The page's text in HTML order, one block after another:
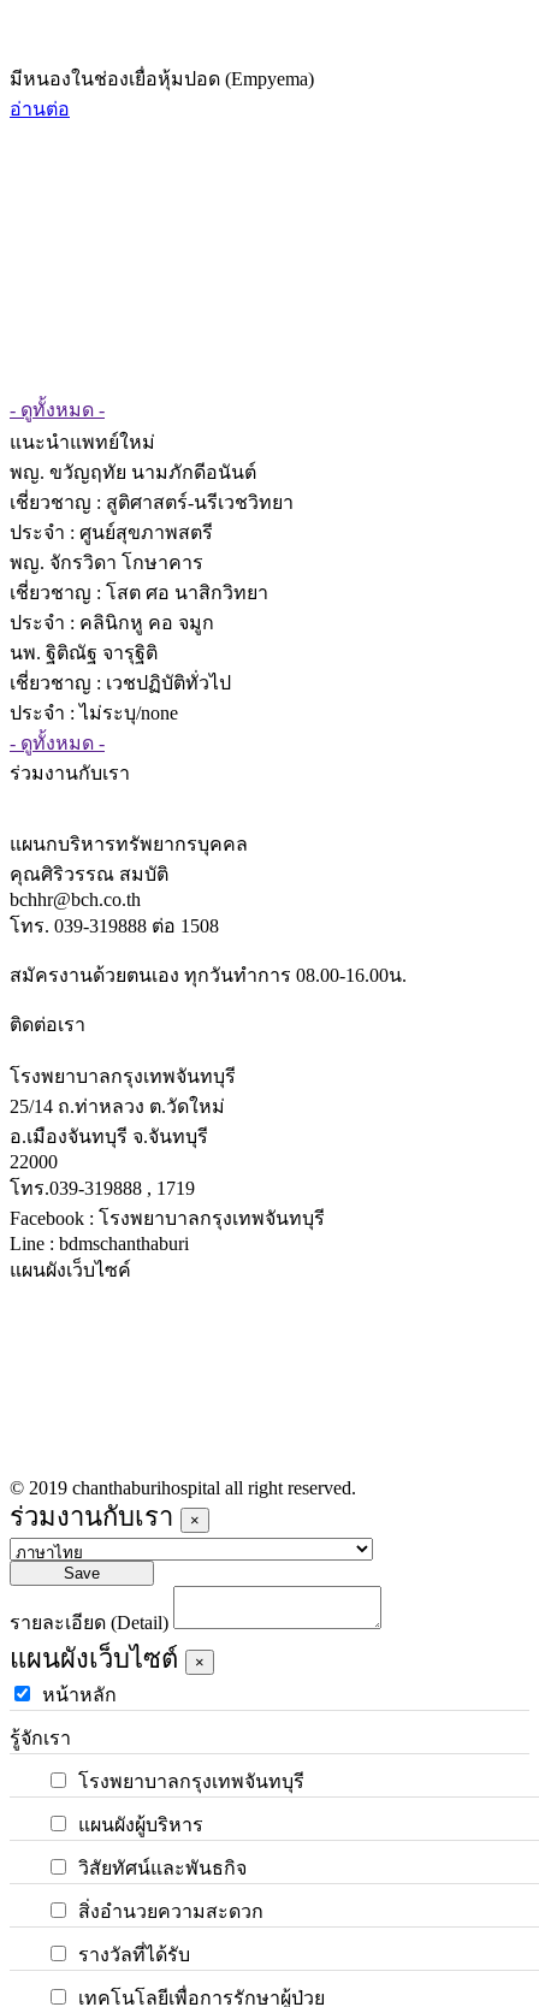
มีหนองในช่องเยื่อหุ้มปอด (Empyema)
อ่านต่อ
- ดูทั้งหมด -
แนะนำแพทย์ใหม่
พญ. ขวัญฤทัย นามภักดีอนันต์
เชี่ยวชาญ : สูติศาสตร์-นรีเวชวิทยา
ประจำ : ศูนย์สุขภาพสตรี
พญ. จักรวิดา โกษาคาร
เชี่ยวชาญ : โสต ศอ นาสิกวิทยา
ประจำ : คลินิกหู คอ จมูก
นพ. ฐิติณัฐ จารุฐิติ
เชี่ยวชาญ : เวชปฏิบัติทั่วไป
ประจำ : ไม่ระบุ/none
- ดูทั้งหมด -
ร่วมงานกับเรา
แผนกบริหารทรัพยากรบุคคล
คุณศิริวรรณ สมบัติ
bchhr@bch.co.th
โทร. 039-319888 ต่อ 1508
สมัครงานด้วยตนเอง ทุกวันทำการ 08.00-16.00น.
ติดต่อเรา
โรงพยาบาลกรุงเทพจันทบุรี
25/14 ถ.ท่าหลวง ต.วัดใหม่
อ.เมืองจันทบุรี จ.จันทบุรี
22000
โทร.039-319888 , 1719
Facebook : โรงพยาบาลกรุงเทพจันทบุรี
Line : bdmschanthaburi
แผนผังเว็บไซค์
© 2019 chanthaburihospital all right reserved.
ร่วมงานกับเรา ×
Save
รายละเอียด (Detail)
แผนผังเว็บไซต์ ×
หน้าหลัก
รู้จักเรา
โรงพยาบาลกรุงเทพจันทบุรี
แผนผังผู้บริหาร
วิสัยทัศน์และพันธกิจ
สิ่งอำนวยความสะดวก
รางวัลที่ได้รับ
เทคโนโลยีเพื่อการรักษาผู้ป่วย